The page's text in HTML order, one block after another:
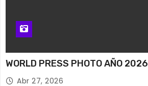
WORLD PRESS PHOTO AÑO 2026
Abr 27, 2026